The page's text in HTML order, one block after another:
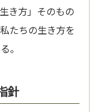
き方」そのもの
たちの生き方を
。
針